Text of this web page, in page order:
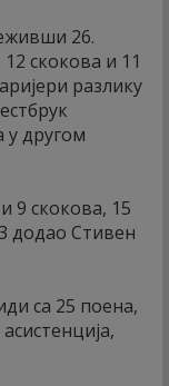
26.
скокова и 11
разлику
у другом
9 скокова, 15
додао Стивен
са 25 поена,